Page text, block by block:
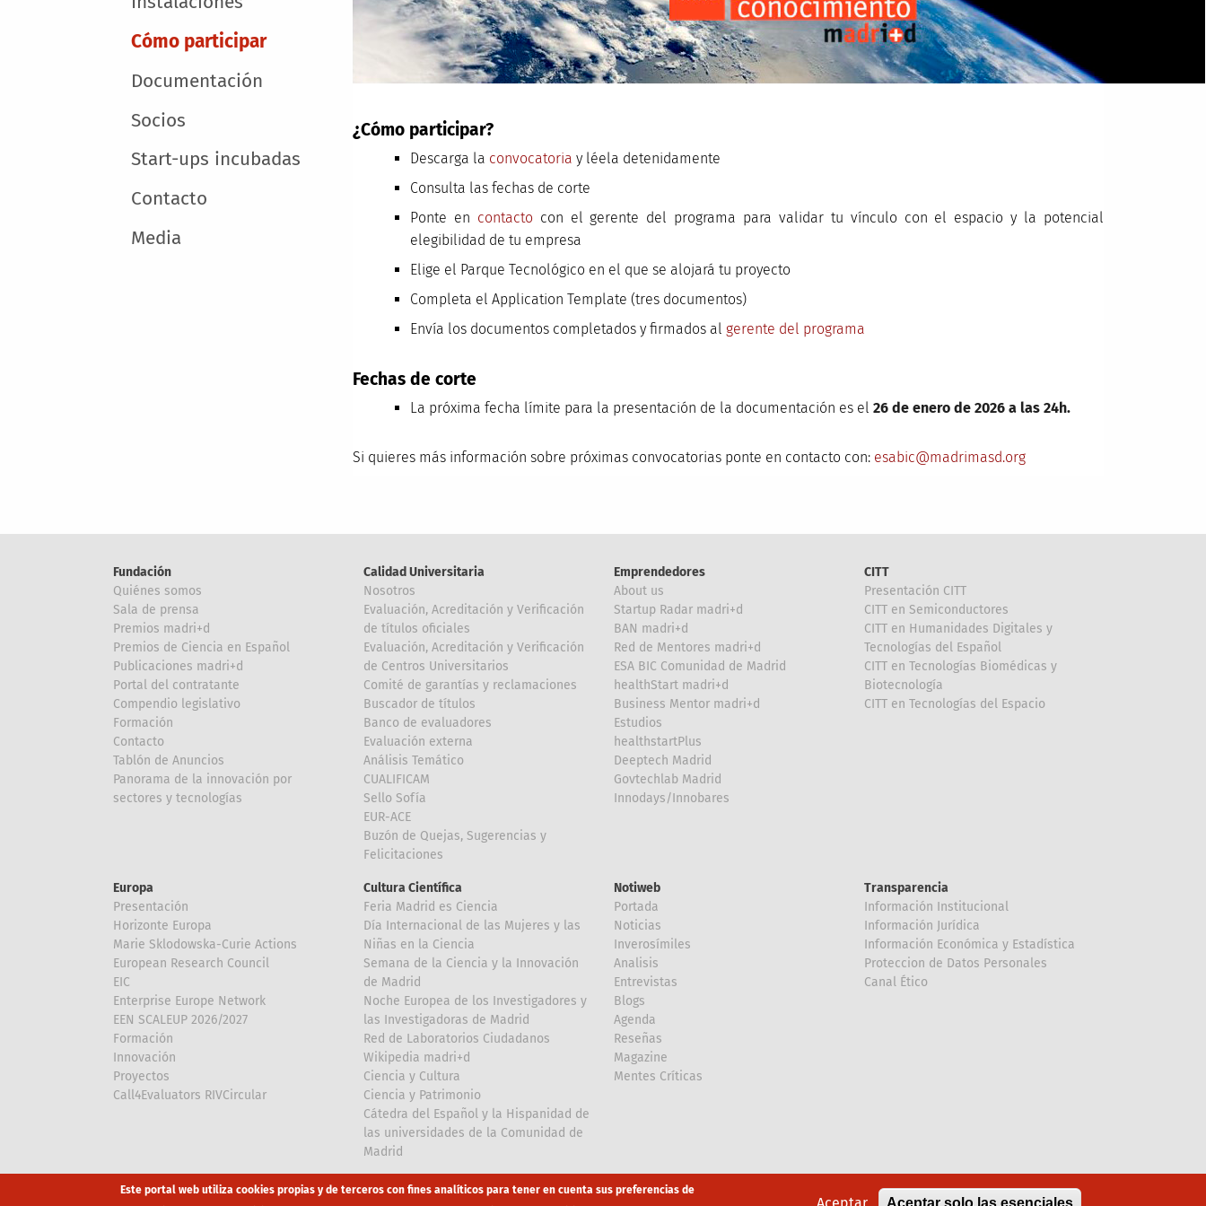
Cómo participar
Documentación
Socios
Start-ups incubadas
Contacto
Media
¿Cómo participar?
Descarga la convocatoria y léela detenidamente
Consulta las fechas de corte
Ponte en contacto con el gerente del programa para validar tu vínculo con el espacio y la potencial
elegibilidad de tu empresa
Elige el Parque Tecnológico en el que se alojará tu proyecto
Completa el Application Template (tres documentos)
Envía los documentos completados y firmados al gerente del programa
Fechas de corte
La próxima fecha límite para la presentación de la documentación es el 26 de enero de 2026 a las 24h.
Si quieres más información sobre próximas convocatorias ponte en contacto con: esabic@madrimasd.org
Fundación
Quiénes somos
Sala de prensa
Premios madri+d
Premios de Ciencia en Español
Publicaciones madri+d
Portal del contratante
Compendio legislativo
Formación
Contacto
Tablón de Anuncios
Panorama de la innovación por
sectores y tecnologías
Calidad Universitaria
Nosotros
Evaluación, Acreditación y Verificación
de títulos oficiales
Evaluación, Acreditación y Verificación
de Centros Universitarios
Comité de garantías y reclamaciones
Buscador de títulos
Banco de evaluadores
Evaluación externa
Análisis Temático
CUALIFICAM
Sello Sofía
EUR-ACE
Buzón de Quejas, Sugerencias y
Felicitaciones
Emprendedores
About us
Startup Radar madri+d
BAN madri+d
Red de Mentores madri+d
ESA BIC Comunidad de Madrid
healthStart madri+d
Business Mentor madri+d
Estudios
healthstartPlus
Deeptech Madrid
Govtechlab Madrid
Innodays/Innobares
CITT
Presentación CITT
CITT en Semiconductores
CITT en Humanidades Digitales y
Tecnologías del Español
CITT en Tecnologías Biomédicas y
Biotecnología
CITT en Tecnologías del Espacio
Europa
Presentación
Horizonte Europa
Marie Sklodowska-Curie Actions
European Research Council
EIC
Enterprise Europe Network
EEN SCALEUP 2026/2027
Formación
Innovación
Proyectos
Call4Evaluators RIVCircular
Cultura Científica
Feria Madrid es Ciencia
Día Internacional de las Mujeres y las
Niñas en la Ciencia
Semana de la Ciencia y la Innovación
de Madrid
Noche Europea de los Investigadores y
las Investigadoras de Madrid
Red de Laboratorios Ciudadanos
Wikipedia madri+d
Ciencia y Cultura
Ciencia y Patrimonio
Cátedra del Español y la Hispanidad de
las universidades de la Comunidad de
Madrid
Notiweb
Portada
Noticias
Inverosímiles
Analisis
Entrevistas
Blogs
Agenda
Reseñas
Magazine
Mentes Críticas
Transparencia
Información Institucional
Información Jurídica
Información Económica y Estadística
Proteccion de Datos Personales
Canal Ético
Array Array
Este portal web utiliza cookies propias y de terceros con fines analíticos para tener en cuenta sus preferencias de
Aceptar solo las esenciales